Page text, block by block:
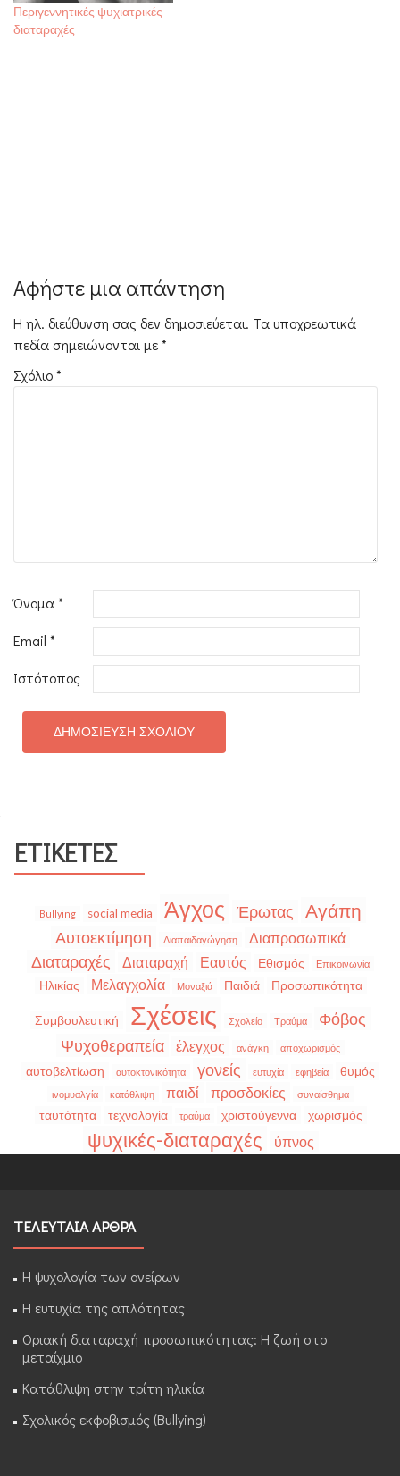
Περιγεννητικές ψυχιατρικές
διαταραχές
Αφήστε μια απάντηση
Η ηλ. διεύθυνση σας δεν δημοσιεύεται. Τα υποχρεωτικά
πεδία σημειώνονται με*
Σχόλιο*
Όνομα*
Email *
Ιστότοπος
ΕΤΙΚΈΤΕΣ
Bullying social media Άγχος Έρωτας Αγάπη
Αυτοεκτίμηση Διαπαιδαγώγηση Διαπροσωπικά
Διαταραχές Διαταραχή Εαυτός Εθισμός Επικοινωνία
Ηλικίας Μελαγχολία Μοναξιά Παιδιά Προσωπικότητα
Συμβουλευτική Σχέσεις Σχολείο Τραύμα
Φόβος
Ψυχοθεραπεία
έλεγχος ανάγκη αποχωρισμός
αυτοβελτίωση αυτοκτονικότητα γονείς ευτυχία εφηβεία θυμός
ινομυαλγία κατάθλιψη παιδί προσδοκίες συναίσθημα
ταυτότητα τεχνολογία τραύμα χριστούγεννα χωρισμός
ψυχικές-διαταραχές ύπνος
ΤΕΛΕΥΤΑΙΑ ΑΡΘΡΑ
Η ψυχολογία των ονείρων
Η ευτυχία της απλότητας
Οριακή διαταραχή προσωπικότητας: Η ζωή στο
μεταίχμιο
Κατάθλιψη στην τρίτη ηλικία
Σχολικός εκφοβισμός (Bullying)